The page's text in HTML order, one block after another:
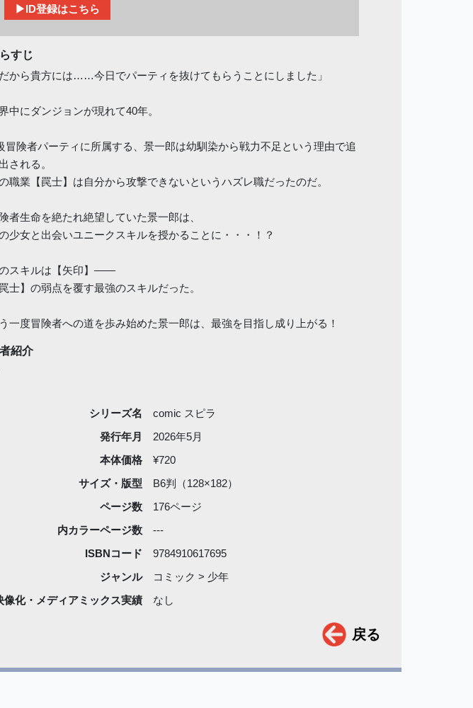
▶ID登録はこちら
すじ
だから貴方には……今日でパーティを抜けてもらうことにしました」
中にダンジョンが現れて40年。
冒険者パーティに所属する、景一郎は幼馴染から戦力不足という理由で追
される。
職業【罠士】は自分から攻撃できないというハズレ職だったのだ。
者生命を絶たれ絶望していた景一郎は、
少女と出会いユニークスキルを授かることに・・・！？
スキルは【矢印】――
罠士】の弱点を覆す最強のスキルだった。
一度冒険者への道を歩み始めた景一郎は、最強を目指し成り上がる！
紹介
シリーズ名
comic スピラ
発行年月
2026年5月
本体価格
¥720
サイズ・版型
B6判（128×182）
ページ数
176ページ
内カラーページ数
---
ISBNコード
9784910617695
ジャンル
コミック > 少年
像化・ メディアミックス実績 なし
戻る